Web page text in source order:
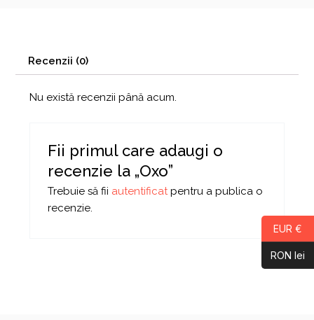
Recenzii (0)
Nu există recenzii până acum.
Fii primul care adaugi o
recenzie la „Oxo”
Trebuie să fii autentificatpentru a publica o
recenzie.
EUR €
RON lei